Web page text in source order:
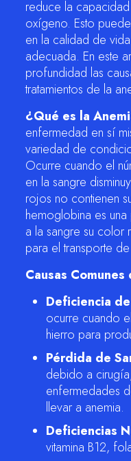
reduce la
oxígeno. Esto
en la calidad de
adecuada. En este
profundidad las
tratamientos de la
¿Qué es la
enfermedad en sí
variedad de
Ocurre cuando el
en la sangre
rojos no contienen
hemoglobina es
a la sangre su color
para el transporte
Causas
Deficiencia
ocurre cuando
hierro para
Pérdida de
debido a
enfermedades
llevar a anemia.
Deficiencias
vitamina B12,